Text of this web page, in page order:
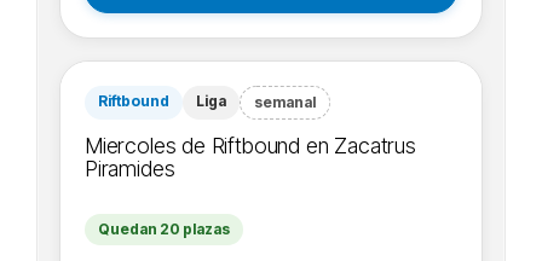
Riftbound Liga semanal
Miercoles de Riftbound en Zacatrus
Piramides
Quedan 20 plazas